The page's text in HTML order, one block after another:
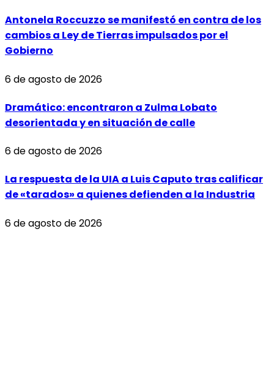
Antonela Roccuzzo se manifestó en contra de los
cambios a Ley de Tierras impulsados por el
Gobierno
6 de agosto de 2026
Dramático: encontraron a Zulma Lobato
desorientada y en situación de calle
6 de agosto de 2026
La respuesta de la UIA a Luis Caputo tras calificar
de «tarados» a quienes defienden a la Industria
6 de agosto de 2026